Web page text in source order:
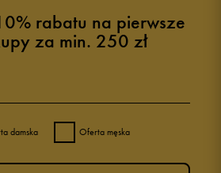
rabatu na pierwsze
za min. 250 zł
damska Oferta męska